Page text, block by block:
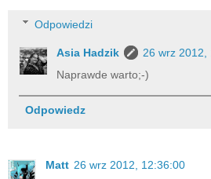
Odpowiedzi
Asia Hadzik
26 wrz 2012,
Naprawde warto;-)
Odpowiedz
Matt 26 wrz 2012, 12:36:00